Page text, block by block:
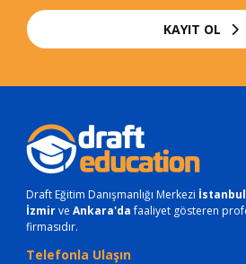
KAYIT OL
Draft Eğitim Danışmanlığı Merkezi
İzmirve Ankara'dafaaliyet gösteren
firmasıdır.
Telefonla Ulaşın